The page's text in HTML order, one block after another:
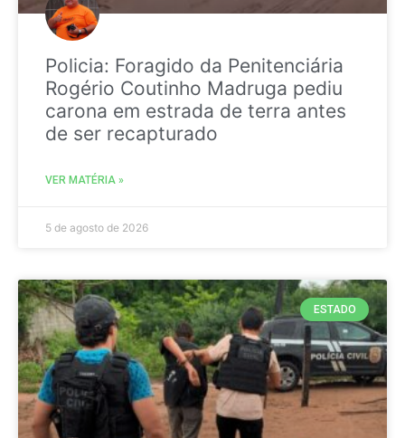
Policia: Foragido da Penitenciária
Rogério Coutinho Madruga pediu
carona em estrada de terra antes
de ser recapturado
VER MATÉRIA »
5 de agosto de 2026
ESTADO